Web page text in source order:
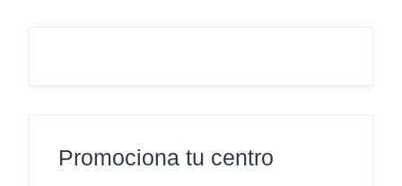
Promociona tu centro